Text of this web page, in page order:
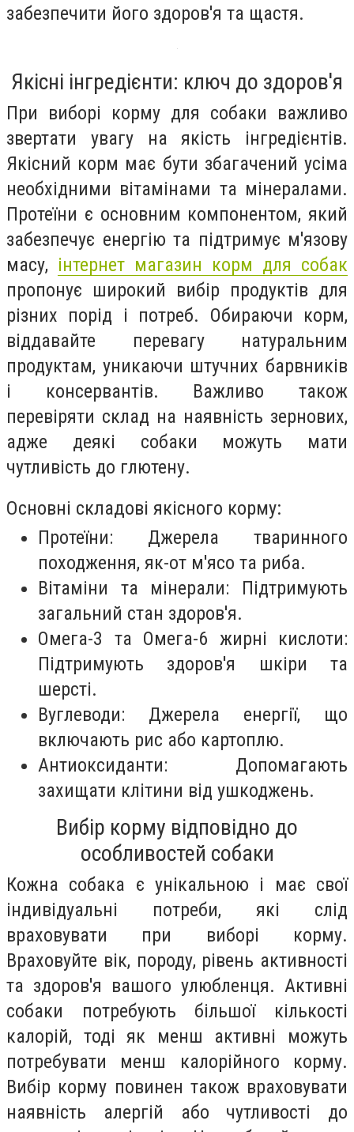
забезпечити його здоров'я та щастя.
Якісні інгредієнти: ключ до здоров'я
При виборі корму для собаки важливо
звертати увагу на якість інгредієнтів.
Якісний корм має бути збагачений усіма
необхідними вітамінами та мінералами.
Протеїни є основним компонентом, який
забезпечує енергію та підтримує м'язову
масу, інтернет магазин корм для собак
пропонує широкий вибір продуктів для
різних порід і потреб. Обираючи корм,
віддавайте перевагу натуральним
продуктам, уникаючи штучних барвників
і консервантів. Важливо також
перевіряти склад на наявність зернових,
адже деякі собаки можуть мати
чутливість до глютену.
Основні складові якісного корму:
Протеїни: Джерела тваринного
походження, як-от м'ясо та риба.
Вітаміни та мінерали: Підтримують
загальний стан здоров'я.
Омега-3 та Омега-6 жирні кислоти:
Підтримують здоров'я шкіри та
шерсті.
Вуглеводи: Джерела енергії, що
включають рис або картоплю.
Антиоксиданти: Допомагають
захищати клітини від ушкоджень.
Вибір корму відповідно до
особливостей собаки
Кожна собака є унікальною і має свої
індивідуальні потреби, які слід
враховувати при виборі корму.
Враховуйте вік, породу, рівень активності
та здоров'я вашого улюбленця. Активні
собаки потребують більшої кількості
калорій, тоді як менш активні можуть
потребувати менш калорійного корму.
Вибір корму повинен також враховувати
наявність алергій або чутливості до